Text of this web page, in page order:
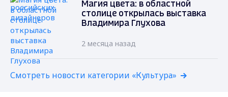
Магия цвета: в областной
столице открылась выставка
Владимира Глухова
2 месяца назад
Смотреть новости категории «Культура»